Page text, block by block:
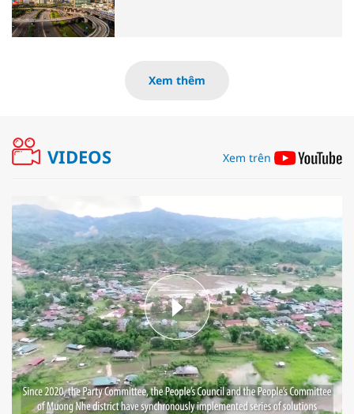
Xem thêm
VIDEOS Xem trên